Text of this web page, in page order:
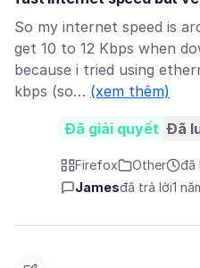
So my internet speed is
get 10 to 12 Kbps when
because i tried using
kbps (so… (xem thêm)
Đã giải quyết Đã
Firefox Other
đã
Jamesđã trả lời1